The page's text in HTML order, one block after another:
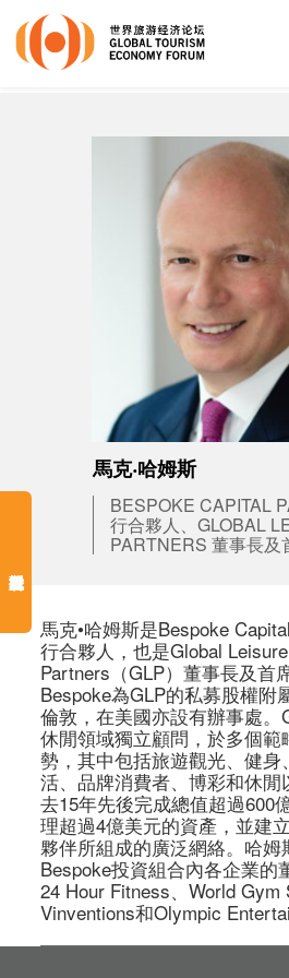
馬克‧哈姆斯
BESPOKE CAPITAL
行合夥人、GLOBAL
PARTNERS 董事長及
馬克•哈姆斯是Bespoke
行合夥人，也是Global Leisure
Partners（GLP）董事長及首
Bespoke為GLP的私募股權附
倫敦，在美國亦設有辦事處。
休閒領域獨立顧問，於多個範
勢，其中包括旅遊觀光、健身
活、品牌消費者、博彩和休閒
去15年先後完成總值超過600
理超過4億美元的資產，並建
夥伴所組成的廣泛網絡。哈姆
Bespoke投資組合內各企業的
24 Hour Fitness、World Gym
Vinventions和Olympic